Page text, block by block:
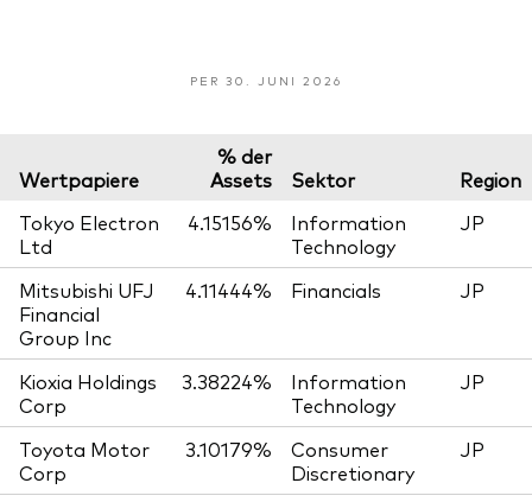
PER 30. JUNI 2026
Wertpapiere
% der
Assets
Sektor
Region
Tokyo Electron
Ltd
4.15156%
Information
Technology
JP
Mitsubishi UFJ
Financial
Group Inc
4.11444% Financials JP
Kioxia Holdings
Corp
3.38224%
Information
Technology
JP
Toyota Motor
Corp
3.10179%
Consumer
Discretionary
JP